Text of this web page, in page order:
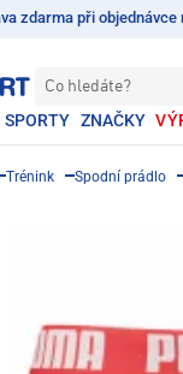
zdarma při objednávce
Co hledáte?
SPORTY ZNAČKY
Trénink Spodní prádlo